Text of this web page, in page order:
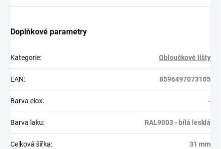
Doplňkové parametry
Kategorie: Obloučkové lišty
EAN: 8596497073105
Barva elox: -
Barva laku: RAL9003 - bílá lesklá
Celková šířka: 31 mm